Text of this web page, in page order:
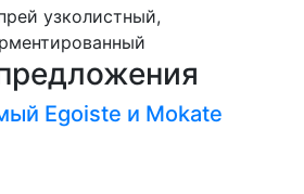
узколистный,
Egoiste и Mokate